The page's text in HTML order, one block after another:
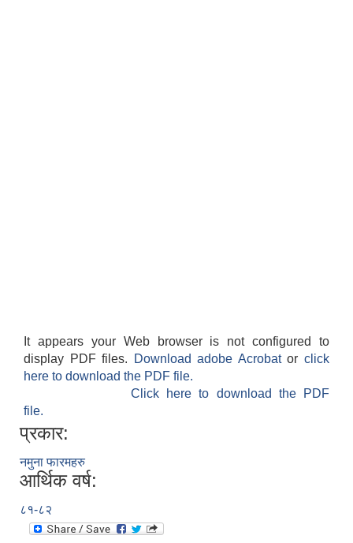
It appears your Web browser is not configured to
display PDF files.
Download adobe Acrobatorclick
here to download the PDF file.
Click here to download the PDF
file.
प्रकार:
नमुना फारमहरु
आर्थिक वर्ष:
८१-८२